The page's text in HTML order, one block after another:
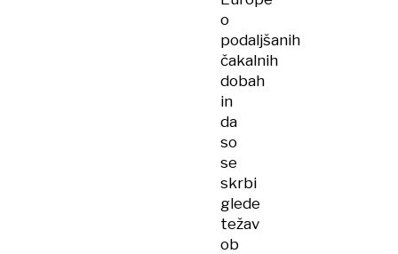
o
podaljšanih
čakalnih
dobah
in
da
so
se
skrbi
glede
težav
ob